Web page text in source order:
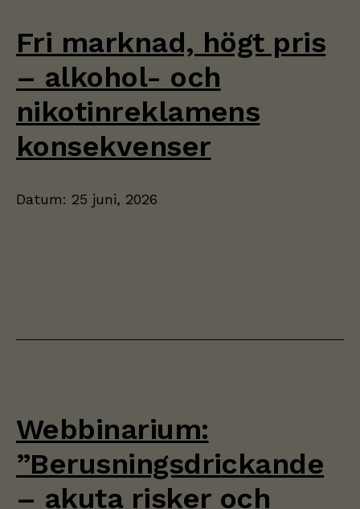
Fri marknad, högt pris
– alkohol- och
nikotinreklamens
konsekvenser
Datum: 25 juni, 2026
Webbinarium:
”Berusningsdrickande
– akuta risker och